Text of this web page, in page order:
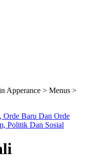
Apperance > Menus >
Orde Baru Dan Orde
Politik Dan Sosial